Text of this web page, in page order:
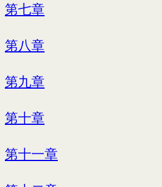
第七章
第八章
第九章
第十章
第十一章